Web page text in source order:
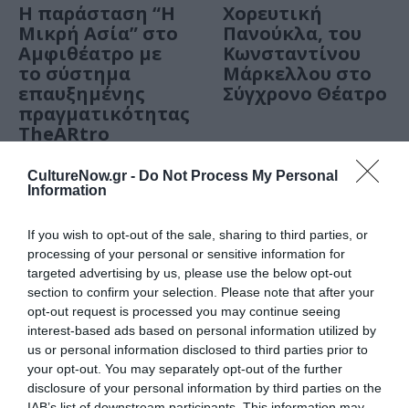
CultureNow.gr - Do Not Process My Personal
Information
If you wish to opt-out of the sale, sharing to third parties, or
processing of your personal or sensitive information for
targeted advertising by us, please use the below opt-out
section to confirm your selection. Please note that after your
opt-out request is processed you may continue seeing
interest-based ads based on personal information utilized by
us or personal information disclosed to third parties prior to
your opt-out. You may separately opt-out of the further
disclosure of your personal information by third parties on the
Η παράσταση “Η
Μικρή Ασία” στο
Αμφιθέατρο με
το σύστημα
επαυξημένης
πραγματικότητας
TheARtro
Χορευτική
Πανούκλα, του
Κωνσταντίνου
Μάρκελλου στο
Σύγχρονο Θέατρο
ΘΕΑΤΡΟ - ΧΟΡΟΣ / VIDEO
για την
παράσταση
«Φουέντε
οβεχούνα»
ΘΕΑΤΡΟ - ΧΟΡΟΣ / ΝΕΑ
Οι φετινές